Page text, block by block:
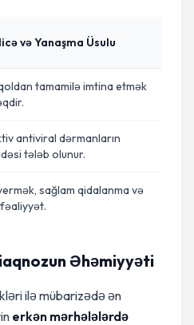
və Yanaşma Üsulu
tamamilə imtina etmək
antiviral dərmanların
tələb olunur.
sağlam qidalanma və
Əhəmiyyəti
ilə mübarizədə ən
erkən mərhələlərdə